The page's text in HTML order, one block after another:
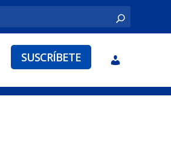
SUSCRÍBETE